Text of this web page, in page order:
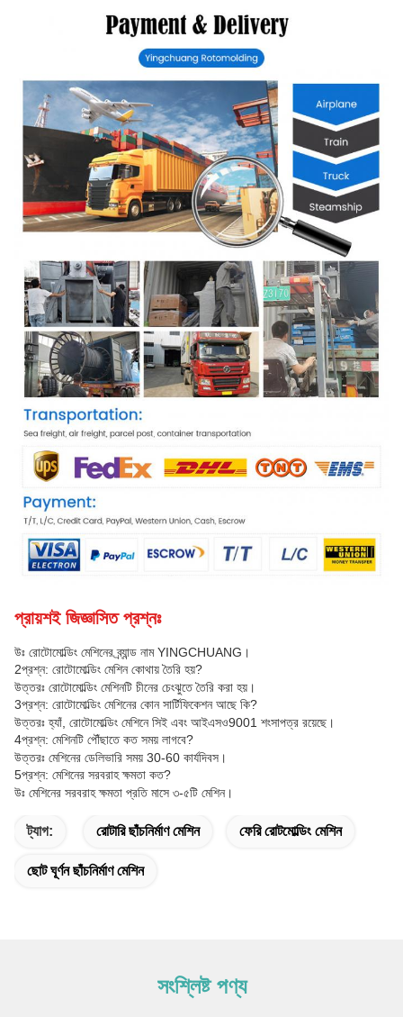
প্রায়শই জিজ্ঞাসিত প্রশ্নঃ
উঃ রোটোমোল্ডিং মেশিনের ব্র্যান্ড নাম YINGCHUANG।
2প্রশ্ন: রোটোমোল্ডিং মেশিন কোথায় তৈরি হয়?
উত্তরঃ রোটোমোল্ডিং মেশিনটি চীনের চেংঝুতে তৈরি করা হয়।
3প্রশ্ন: রোটোমোল্ডিং মেশিনের কোন সার্টিফিকেশন আছে কি?
উত্তরঃ হ্যাঁ, রোটোমোল্ডিং মেশিনে সিই এবং আইএসও9001 শংসাপত্র রয়েছে।
4প্রশ্ন: মেশিনটি পৌঁছাতে কত সময় লাগবে?
উত্তরঃ মেশিনের ডেলিভারি সময় 30-60 কার্যদিবস।
5প্রশ্ন: মেশিনের সরবরাহ ক্ষমতা কত?
উঃ মেশিনের সরবরাহ ক্ষমতা প্রতি মাসে ৩-৫টি মেশিন।
ট্যাগ: রোটারি ছাঁচনির্মাণ মেশিন ফেরি রোটমোল্ডিং মেশিন
ছোট ঘূর্ণন ছাঁচনির্মাণ মেশিন
সংশ্লিষ্ট পণ্য